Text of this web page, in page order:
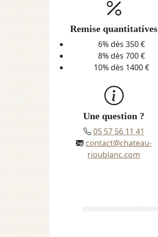
Remise quantitatives
6% dès 350 €
8% dès 700 €
10% dès 1400 €
Une question ?
05 57 56 11 41
contact@chateau-
rioublanc.com